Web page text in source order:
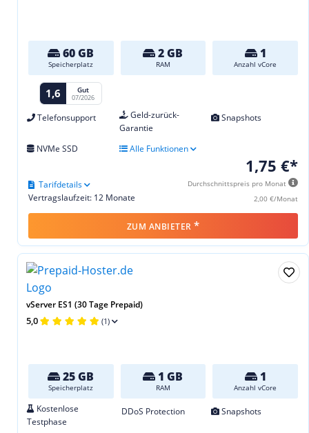
60 GB
Speicherplatz
2 GB
RAM
1
Anzahl vCore
1,6 Gut
07/2026
Telefonsupport
Geld-zurück-
Garantie
Snapshots
NVMe SSD Alle Funktionen
1,75 €*
Durchschnittspreis pro Monat
2,00 €/Monat
Vertragslaufzeit: 12 Monate
Tarifdetails
ZUM ANBIETER *
vServer ES1 (30 Tage Prepaid)
5,0 (1)
25 GB
Speicherplatz
1 GB
RAM
1
Anzahl vCore
Kostenlose
Testphase
DDoS Protection Snapshots